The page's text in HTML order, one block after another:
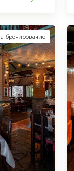
бронирование